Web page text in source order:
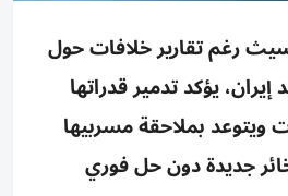
رغم تقارير خلافات حول
يؤكد تدمير قدراتها
ويتوعد بملاحقة مسربيها
جديدة دون حل فوري